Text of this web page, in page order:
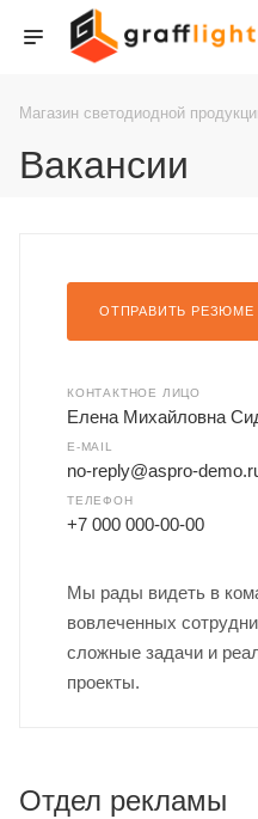
Магазин светодиодной
Вакансии
ОТПРАВИТЬ РЕЗЮМЕ
КОНТАКТНОЕ ЛИЦО
Елена Михайловна
E-MAIL
no-reply@aspro-
ТЕЛЕФОН
+7 000 000-00-00
Мы рады видеть в
вовлеченных
сложные задачи и
проекты.
Отдел рекламы